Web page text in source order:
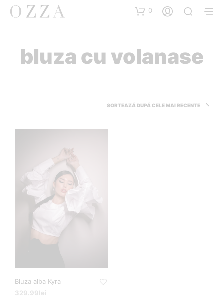
0
bluza cu volanase
Bluza alba Kyra
329.99lei